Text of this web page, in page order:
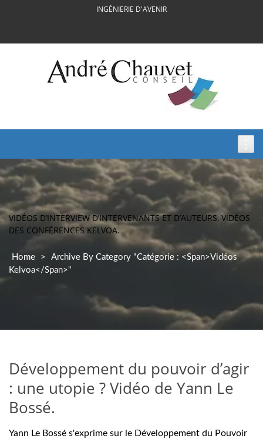
INGÉNIERIE D'AVENIR
VIDÉOS D’INTERVIEW D’INTERVENANTS ET D’AUTEURS, VIDÉOS
DES CONFÉRENCES KELVOA.
Home >
Archive By Category "Catégorie : <span>Vidéos
Kelvoa</span>"
Développement du pouvoir d’agir
: une utopie ? Vidéo de Yann Le
Bossé.
Yann Le Bossé s'exprime sur le Développement du Pouvoir